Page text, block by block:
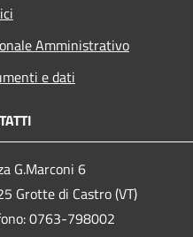
Amministrativo
e dati
G.Marconi 6
Grotte di Castro (VT)
0763-798002